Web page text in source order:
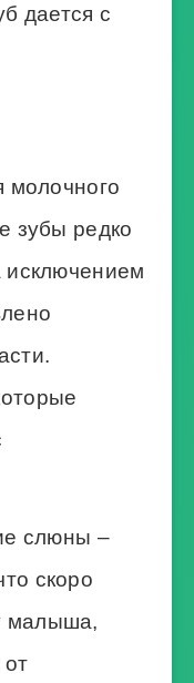
дается с
молочного
зубы редко
исключением
слюны –
скоро
малыша,